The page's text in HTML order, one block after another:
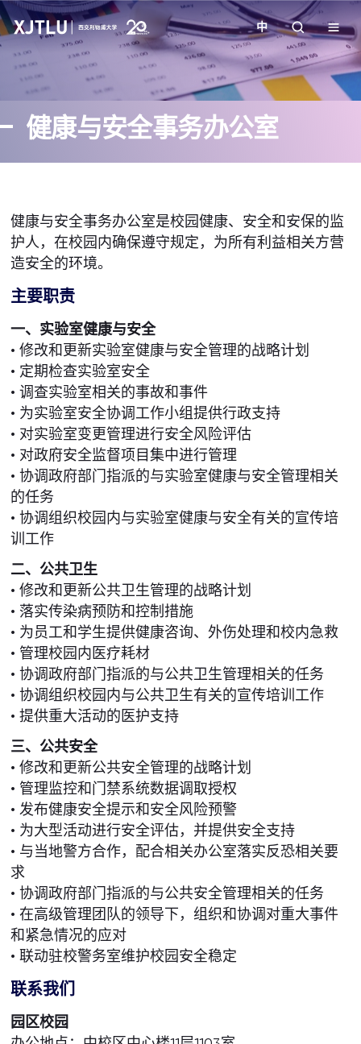
教学
招生
学院
关于我们
中
健康与安全事务办公室
健康与安全事务办公室是校园健康、安全和安保的监
护人，在校园内确保遵守规定，为所有利益相关方营
造安全的环境。
主要职责
一、实验室健康与安全
• 修改和更新实验室健康与安全管理的战略计划
• 定期检查实验室安全
• 调查实验室相关的事故和事件
• 为实验室安全协调工作小组提供行政支持
• 对实验室变更管理进行安全风险评估
• 对政府安全监督项目集中进行管理
• 协调政府部门指派的与实验室健康与安全管理相关
的任务
• 协调组织校园内与实验室健康与安全有关的宣传培
训工作
二、公共卫生
• 修改和更新公共卫生管理的战略计划
• 落实传染病预防和控制措施
• 为员工和学生提供健康咨询、外伤处理和校内急救
• 管理校园内医疗耗材
• 协调政府部门指派的与公共卫生管理相关的任务
• 协调组织校园内与公共卫生有关的宣传培训工作
• 提供重大活动的医护支持
三、公共安全
• 修改和更新公共安全管理的战略计划
• 管理监控和门禁系统数据调取授权
• 发布健康安全提示和安全风险预警
• 为大型活动进行安全评估，并提供安全支持
• 与当地警方合作，配合相关办公室落实反恐相关要
求
• 协调政府部门指派的与公共安全管理相关的任务
• 在高级管理团队的领导下，组织和协调对重大事件
和紧急情况的应对
• 联动驻校警务室维护校园安全稳定
联系我们
园区校园